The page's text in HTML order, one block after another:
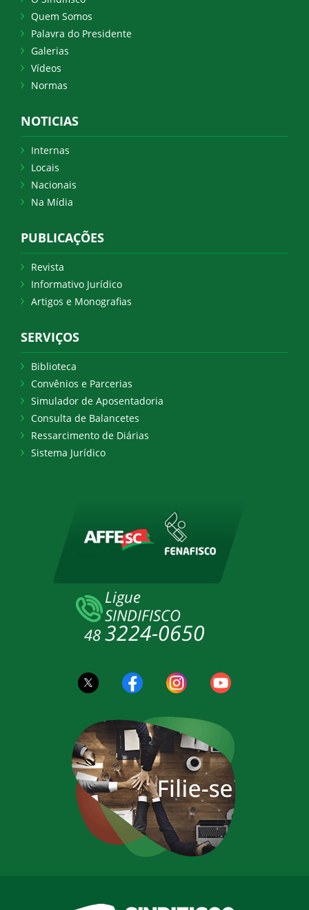
Quem Somos
Palavra do Presidente
Galerias
Vídeos
Normas
NOTICIAS
Internas
Locais
Nacionais
Na Mídia
PUBLICAÇÕES
Revista
Informativo Jurídico
Artigos e Monografias
SERVIÇOS
Biblioteca
Convênios e Parcerias
Simulador de Aposentadoria
Consulta de Balancetes
Ressarcimento de Diárias
Sistema Jurídico